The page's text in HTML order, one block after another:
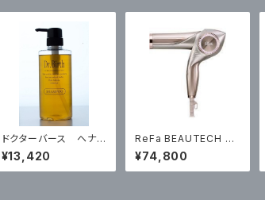
ドクターバース ヘナシ
ャンプー・コンディショナ
ーセット
¥13,420
ReFa BEAUTECH DR
YER BX W ￥74800
（税込）
¥74,800